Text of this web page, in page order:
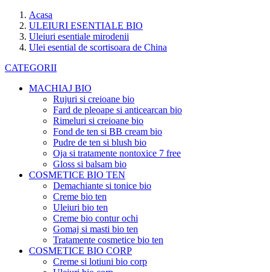
Acasa
ULEIURI ESENTIALE BIO
Uleiuri esentiale mirodenii
Ulei esential de scortisoara de China
CATEGORII
MACHIAJ BIO
Rujuri si creioane bio
Fard de pleoape si anticearcan bio
Rimeluri si creioane bio
Fond de ten si BB cream bio
Pudre de ten si blush bio
Oja si tratamente nontoxice 7 free
Gloss si balsam bio
COSMETICE BIO TEN
Demachiante si tonice bio
Creme bio ten
Uleiuri bio ten
Creme bio contur ochi
Gomaj si masti bio ten
Tratamente cosmetice bio ten
COSMETICE BIO CORP
Creme si lotiuni bio corp